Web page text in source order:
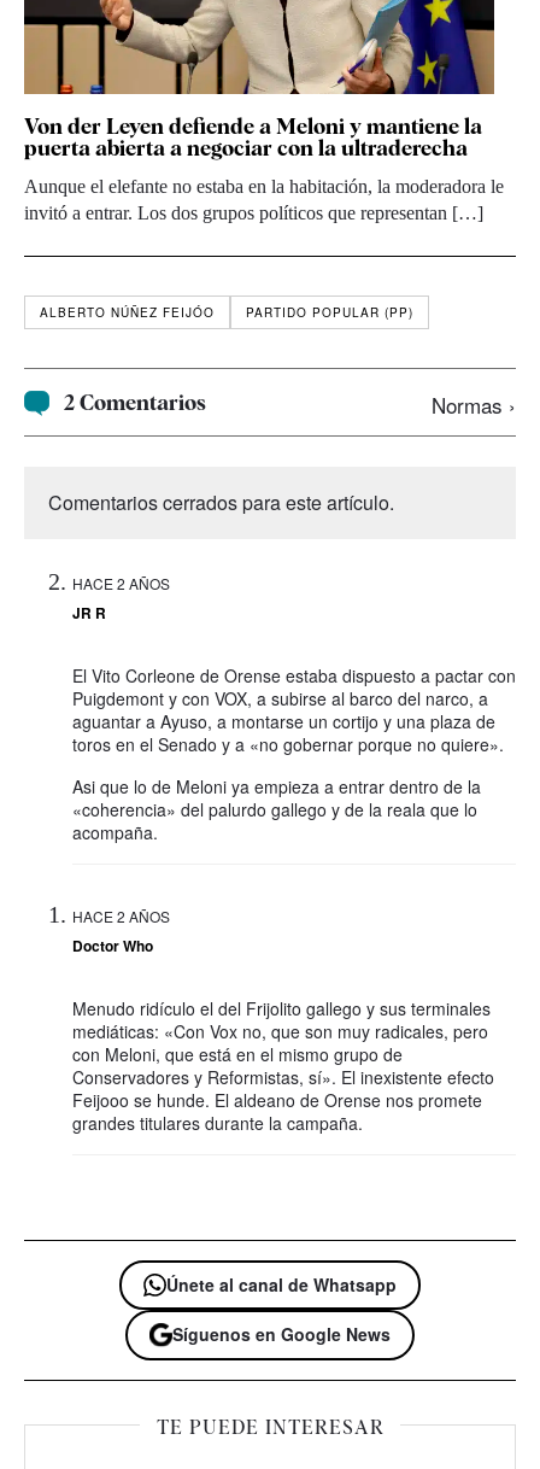
Von der Leyen defiende a Meloni y mantiene la
puerta abierta a negociar con la ultraderecha
Aunque el elefante no estaba en la habitación, la moderadora le
invitó a entrar. Los dos grupos políticos que representan […]
ALBERTO NÚÑEZ FEIJÓO PARTIDO POPULAR (PP)
2 Comentarios Normas ›
Comentarios cerrados para este artículo.
HACE 2 AÑOS
JR R
El Vito Corleone de Orense estaba dispuesto a pactar con
Puigdemont y con VOX, a subirse al barco del narco, a
aguantar a Ayuso, a montarse un cortijo y una plaza de
toros en el Senado y a «no gobernar porque no quiere».
Asi que lo de Meloni ya empieza a entrar dentro de la
«coherencia» del palurdo gallego y de la reala que lo
acompaña.
HACE 2 AÑOS
Doctor Who
Menudo ridículo el del Frijolito gallego y sus terminales
mediáticas: «Con Vox no, que son muy radicales, pero
con Meloni, que está en el mismo grupo de
Conservadores y Reformistas, sí». El inexistente efecto
Feijooo se hunde. El aldeano de Orense nos promete
grandes titulares durante la campaña.
Únete al canal de Whatsapp
Síguenos en Google News
TE PUEDE INTERESAR